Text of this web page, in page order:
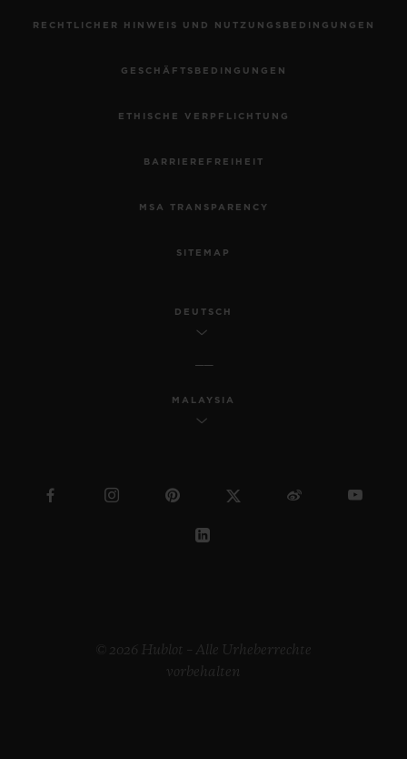
RECHTLICHER HINWEIS UND NUTZUNGSBEDINGUNGEN
GESCHÄFTSBEDINGUNGEN
ETHISCHE VERPFLICHTUNG
BARRIEREFREIHEIT
MSA TRANSPARENCY
SITEMAP
DEUTSCH
MALAYSIA
© 2026 Hublot – Alle Urheberrechte
vorbehalten